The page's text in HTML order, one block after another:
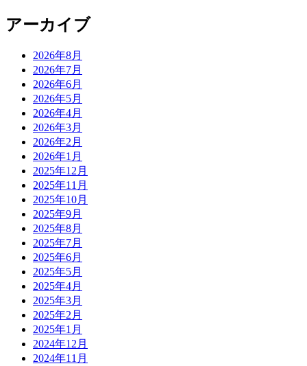
アーカイブ
2026年8月
2026年7月
2026年6月
2026年5月
2026年4月
2026年3月
2026年2月
2026年1月
2025年12月
2025年11月
2025年10月
2025年9月
2025年8月
2025年7月
2025年6月
2025年5月
2025年4月
2025年3月
2025年2月
2025年1月
2024年12月
2024年11月